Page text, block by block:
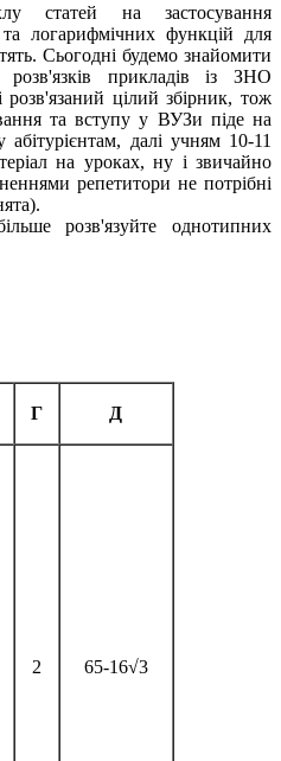
статей на застосування
логарифмічних функцій для
Сьогодні будемо знайомити
прикладів із ЗНО
розв'язаний цілий збірник, тож
та вступу у ВУЗи піде на
далі учням 10-11
на уроках, ну і звичайно
репетитори не потрібні
розв'язуйте однотипних
Г Д
2 65-16√3